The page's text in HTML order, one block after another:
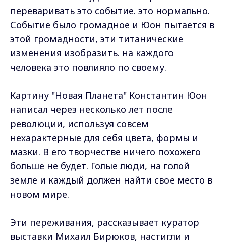
переваривать это событие. это нормально.
Событие было громадное и Юон пытается в
этой громадности, эти титанические
изменения изобразить. на каждого
человека это повлияло по своему.
Картину "Новая Планета" Константин Юон
написал через несколько лет после
революции, используя совсем
нехарактерные для себя цвета, формы и
мазки. В его творчестве ничего похожего
больше не будет. Голые люди, на голой
земле и каждый должен найти свое место в
новом мире.
Эти переживания, рассказывает куратор
выставки Михаил Бирюков, настигли и